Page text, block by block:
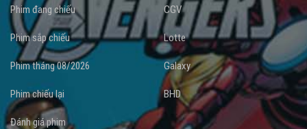
Phim đang chiếu
Phim sắp chiếu
Phim tháng 08/2026
Phim chiếu lại
Đánh giá phim
CGV
Lotte
Galaxy
BHD